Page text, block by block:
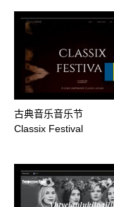
古典音乐音乐节
Classix Festival